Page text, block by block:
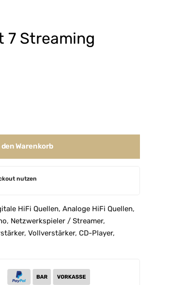
7 Streaming
den Warenkorb
nutzen
HiFi Quellen, Analoge HiFi Quellen,
, Netzwerkspieler / Streamer,
, Vollverstärker, CD-Player,